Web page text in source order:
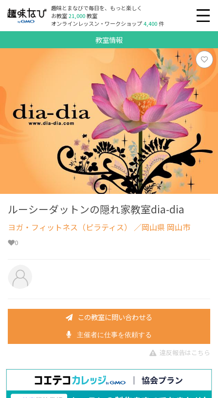
趣味とまなびで毎日を、もっと楽しく
お教室21,000教室
オンラインレッスン・ワークショップ4,400件
教室情報
ルーシーダットンの隠れ家教室dia-dia
ヨガ・フィットネス（ピラティス） ／岡山県 岡山市
0
この教室に問い合わせる
主催者に仕事を依頼する
違反報告はこちら